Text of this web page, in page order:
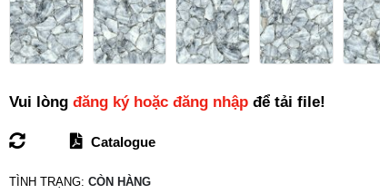
Vui lòng đăng ký hoặc đăng nhập để tải file!
Catalogue
TÌNH TRẠNG: CÒN HÀNG